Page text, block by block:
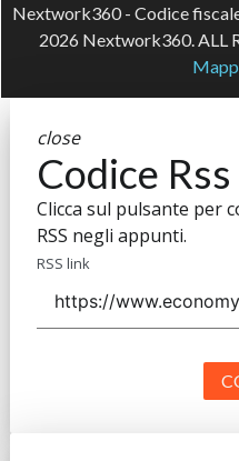
Nextwork360 - Codice
2026 Nextwork360. ALL
close
Codice Rss
Clicca sul pulsante per
RSS negli appunti.
RSS link